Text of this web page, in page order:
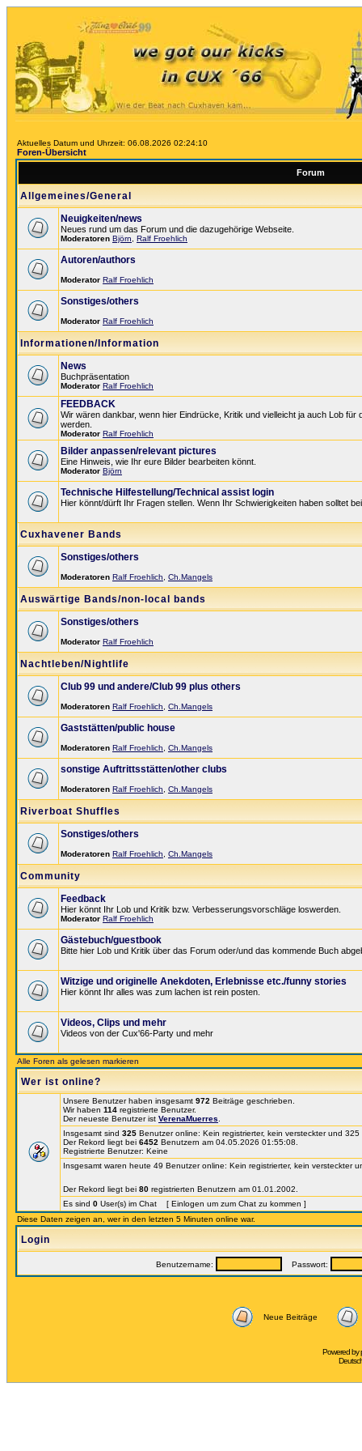
Aktuelles Datum und Uhrzeit: 06.08.2026 02:24:10
Foren-Übersicht
Forum
Allgemeines/General
Neuigkeiten/news
Neues rund um das Forum und die dazugehörige Webseite.
Moderatoren Björn Ralf Froehlich
Autoren/authors
Moderator Ralf Froehlich
Sonstiges/others
Moderator Ralf Froehlich
Informationen/Information
News
Buchpräsentation
Moderator Ralf Froehlich
FEEDBACK
Wir wären dankbar, wenn hier Eindrücke, Kritik und vielleicht ja auch Lob
werden.
Moderator Ralf Froehlich
Bilder anpassen/relevant pictures
Eine Hinweis, wie Ihr eure Bilder bearbeiten könnt.
Moderator Björn
Technische Hilfestellung/Technical assist login
Hier könnt/dürft Ihr Fragen stellen. Wenn Ihr Schwierigkeiten haben solltet
Cuxhavener Bands
Sonstiges/others
Moderatoren Ralf Froehlich Ch.Mangels
Auswärtige Bands/non-local bands
Sonstiges/others
Moderator Ralf Froehlich
Nachtleben/Nightlife
Club 99 und andere/Club 99 plus others
Moderatoren Ralf Froehlich Ch.Mangels
Gaststätten/public house
Moderatoren Ralf Froehlich Ch.Mangels
sonstige Auftrittsstätten/other clubs
Moderatoren Ralf Froehlich Ch.Mangels
Riverboat Shuffles
Sonstiges/others
Moderatoren Ralf Froehlich Ch.Mangels
Community
Feedback
Hier könnt Ihr Lob und Kritik bzw. Verbesserungsvorschläge loswerden.
Moderator Ralf Froehlich
Gästebuch/guestbook
Bitte hier Lob und Kritik über das Forum oder/und das kommende Buch
Witzige und originelle Anekdoten, Erlebnisse etc./funny stories
Hier könnt Ihr alles was zum lachen ist rein posten.
Videos, Clips und mehr
Videos von der Cux'66-Party und mehr
Alle Foren als gelesen markieren
Wer ist online?
Unsere Benutzer haben insgesamt 972 Beiträge geschrieben.
Wir haben 114 registrierte Benutzer.
Der neueste Benutzer ist VerenaMuerres
Insgesamt sind 325 Benutzer online: Kein registrierter, kein versteckter und
Der Rekord liegt bei 6452 Benutzern am 04.05.2026 01:55:08.
Registrierte Benutzer: Keine
Insgesamt waren heute 49 Benutzer online: Kein registrierter, kein versteckter
Der Rekord liegt bei 80 registrierten Benutzern am 01.01.2002.
Es sind 0 User(s) im Chat [ Einlogen um zum Chat zu kommen ]
Diese Daten zeigen an, wer in den letzten 5 Minuten online war.
Login
Benutzername: Passwort:
Neue Beiträge
Powered by